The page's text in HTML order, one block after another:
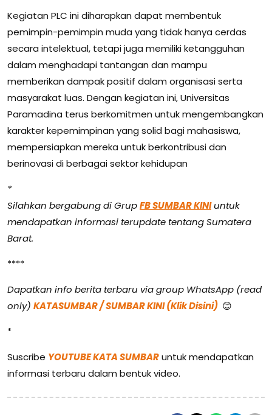
Kegiatan PLC ini diharapkan dapat membentuk
pemimpin-pemimpin muda yang tidak hanya cerdas
secara intelektual, tetapi juga memiliki ketangguhan
dalam menghadapi tantangan dan mampu
memberikan dampak positif dalam organisasi serta
masyarakat luas. Dengan kegiatan ini, Universitas
Paramadina terus berkomitmen untuk mengembangkan
karakter kepemimpinan yang solid bagi mahasiswa,
mempersiapkan mereka untuk berkontribusi dan
berinovasi di berbagai sektor kehidupan
*
Silahkan bergabung di GrupFB SUMBAR KINIuntuk
mendapatkan informasi terupdate tentang Sumatera
Barat.
****
Dapatkan info berita terbaru via group WhatsApp (read
only) KATASUMBAR / SUMBAR KINI (Klik Disini) 😊
*
Suscribe YOUTUBE KATA SUMBARuntuk mendapatkan
informasi terbaru dalam bentuk video.